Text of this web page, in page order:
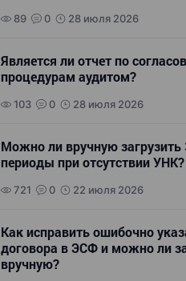
89 0 28 июля 2026
Является ли отчет по
процедурам аудитом?
103 0 28 июля 2026
Можно ли вручную
периоды при отсутствии УНК?
721 0 22 июля 2026
Как исправить ошибочно
договора в ЭСФ и можно ли
вручную?